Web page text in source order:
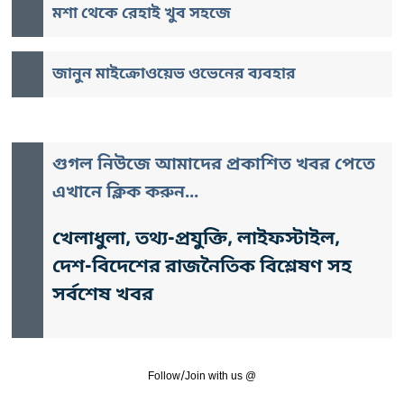
মশা থেকে রেহাই খুব সহজে
জানুন মাইক্রোওয়েভ ওভেনের ব্যবহার
গুগল নিউজে আমাদের প্রকাশিত খবর পেতে
এখানে ক্লিক করুন...
খেলাধুলা, তথ্য-প্রযুক্তি, লাইফস্টাইল,
দেশ-বিদেশের রাজনৈতিক বিশ্লেষণ সহ
সর্বশেষ খবর
Follow/Join with us @